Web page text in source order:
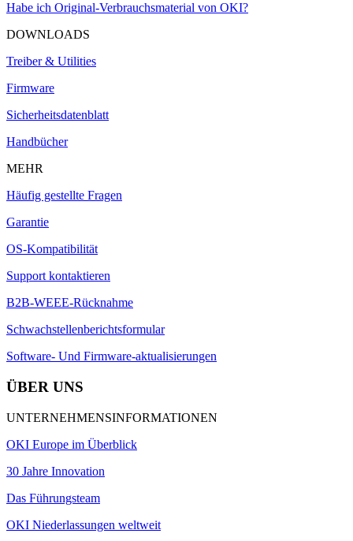
Habe ich Original-Verbrauchsmaterial von OKI?
DOWNLOADS
Treiber & Utilities
Firmware
Sicherheitsdatenblatt
Handbücher
MEHR
Häufig gestellte Fragen
Garantie
OS-Kompatibilität
Support kontaktieren
B2B-WEEE-Rücknahme
Schwachstellenberichtsformular
Software- Und Firmware-aktualisierungen
ÜBER UNS
UNTERNEHMENSINFORMATIONEN
OKI Europe im Überblick
30 Jahre Innovation
Das Führungsteam
OKI Niederlassungen weltweit